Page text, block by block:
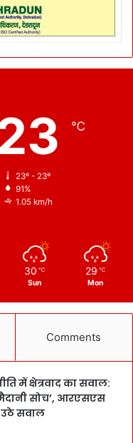
℃
23º - 23º
91%
1.05 km/h
30 ℃
Sun
29 ℃
Mon
Comments
में क्षेत्रवाद का सवाल:
सोच’, आरएसएस
उठे सवाल